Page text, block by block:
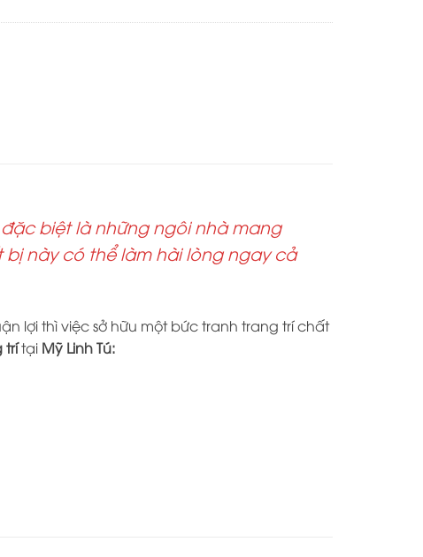
biệt là những ngôi nhà mang
này có thể làm hài lòng ngay cả
lợi thì việc sở hữu một bức tranh trang trí chất
trítại Mỹ Linh Tú: